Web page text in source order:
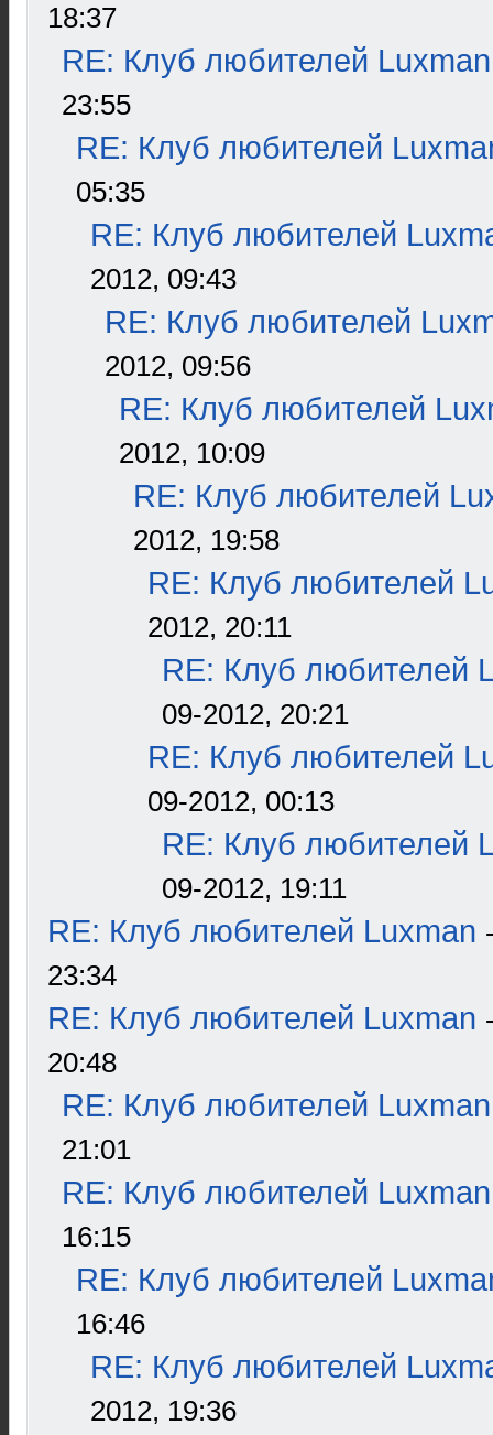
18:37
RE: Клуб любителей Luxman
23:55
RE: Клуб любителей
05:35
RE: Клуб любителей
2012, 09:43
RE: Клуб любителей
2012, 09:56
RE: Клуб любителей
2012, 10:09
RE: Клуб любителей
2012, 19:58
RE: Клуб любителей
2012, 20:11
RE: Клуб любителей
09-2012, 20:21
RE: Клуб любителей
09-2012, 00:13
RE: Клуб любителей
09-2012, 19:11
RE: Клуб любителей Luxman
23:34
RE: Клуб любителей Luxman
20:48
RE: Клуб любителей Luxman
21:01
RE: Клуб любителей Luxman
16:15
RE: Клуб любителей
16:46
RE: Клуб любителей
2012, 19:36